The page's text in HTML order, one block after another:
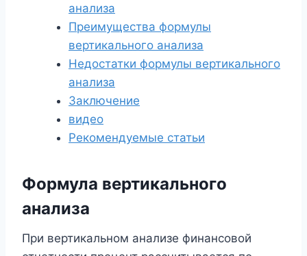
анализа
Преимущества формулы
вертикального анализа
Недостатки формулы вертикального
анализа
Заключение
видео
Рекомендуемые статьи
Формула вертикального
анализа
При вертикальном анализе финансовой